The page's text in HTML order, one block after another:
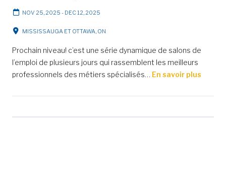
NOV 25, 2025 - DEC 12, 2025
MISSISSAUGA ET OTTAWA, ON
Prochain niveau! c’est une série dynamique de salons de
l’emploi de plusieurs jours qui rassemblent les meilleurs
professionnels des métiers spécialisés… En savoir plus